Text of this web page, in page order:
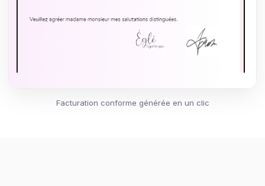
Facturation conforme générée en un clic